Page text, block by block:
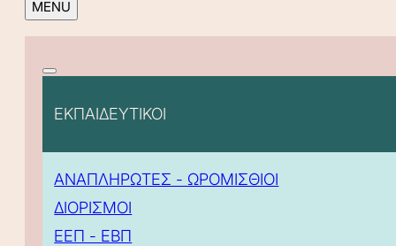
ΕΚΠΑΙΔΕΥΤΙΚΟΙ
ΑΝΑΠΛΗΡΩΤΕΣ - ΩΡΟΜΙΣΘΙΟΙ
ΔΙΟΡΙΣΜΟΙ
ΕΕΠ - ΕΒΠ